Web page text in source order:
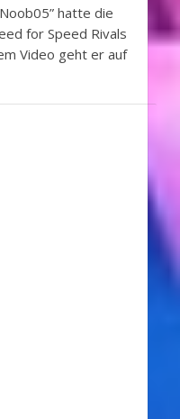
hatte die
for Speed Rivals
Video geht er auf